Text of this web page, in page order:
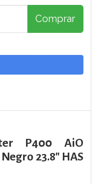
Comprar
P400 AiO
23.8" HAS